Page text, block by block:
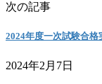
次の記事
2024年度一次試験合格
2024年2月7日